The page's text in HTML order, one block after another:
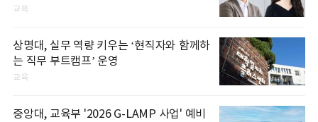
교육
상명대, 실무 역량 키우는 ‘현직자와 함께하
는 직무 부트캠프’ 운영
교육
중앙대, 교육부 '2026 G-LAMP 사업' 예비